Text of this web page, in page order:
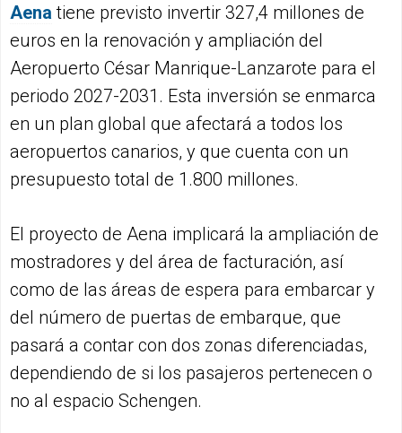
Aena tiene previsto invertir 327,4 millones de
euros en la renovación y ampliación del
Aeropuerto César Manrique-Lanzarote para el
periodo 2027-2031. Esta inversión se enmarca
en un plan global que afectará a todos los
aeropuertos canarios, y que cuenta con un
presupuesto total de 1.800 millones.
El proyecto de Aena implicará la ampliación de
mostradores y del área de facturación, así
como de las áreas de espera para embarcar y
del número de puertas de embarque, que
pasará a contar con dos zonas diferenciadas,
dependiendo de si los pasajeros pertenecen o
no al espacio Schengen.